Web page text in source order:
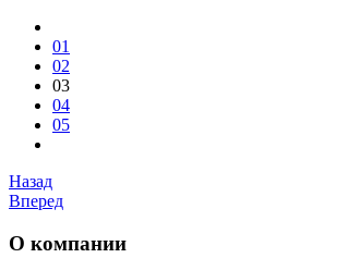
01
02
03
04
05
Назад
Вперед
О компании